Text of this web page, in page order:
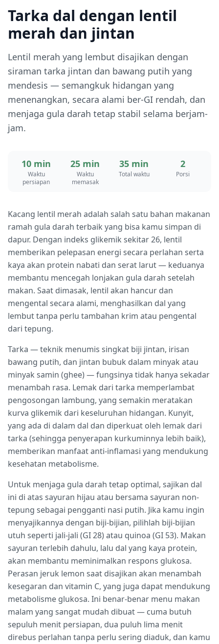
Tarka dal dengan lentil
merah dan jintan
Lentil merah yang lembut disajikan dengan
siraman tarka jintan dan bawang putih yang
mendesis — semangkuk hidangan yang
menenangkan, secara alami ber-GI rendah, dan
menjaga gula darah tetap stabil selama berjam-
jam.
10 min
Waktu
persiapan
25 min
Waktu
memasak
35 min
Total waktu
2
Porsi
Kacang lentil merah adalah salah satu bahan makanan
ramah gula darah terbaik yang bisa kamu simpan di
dapur. Dengan indeks glikemik sekitar 26, lentil
memberikan pelepasan energi secara perlahan serta
kaya akan protein nabati dan serat larut — keduanya
membantu mencegah lonjakan gula darah setelah
makan. Saat dimasak, lentil akan hancur dan
mengental secara alami, menghasilkan dal yang
lembut tanpa perlu tambahan krim atau pengental
dari tepung.
Tarka — teknik menumis singkat biji jintan, irisan
bawang putih, dan jintan bubuk dalam minyak atau
minyak samin (ghee) — fungsinya tidak hanya sekadar
menambah rasa. Lemak dari tarka memperlambat
pengosongan lambung, yang semakin meratakan
kurva glikemik dari keseluruhan hidangan. Kunyit,
yang ada di dalam dal dan diperkuat oleh lemak dari
tarka (sehingga penyerapan kurkuminnya lebih baik),
memberikan manfaat anti-inflamasi yang mendukung
kesehatan metabolisme.
Untuk menjaga gula darah tetap optimal, sajikan dal
ini di atas sayuran hijau atau bersama sayuran non-
tepung sebagai pengganti nasi putih. Jika kamu ingin
menyajikannya dengan biji-bijian, pilihlah biji-bijian
utuh seperti jali-jali (GI 28) atau quinoa (GI 53). Makan
sayuran terlebih dahulu, lalu dal yang kaya protein,
akan membantu meminimalkan respons glukosa.
Perasan jeruk lemon saat disajikan akan menambah
kesegaran dan vitamin C, yang juga dapat mendukung
metabolisme glukosa. Ini benar-benar menu makan
malam yang sangat mudah dibuat — cuma butuh
sepuluh menit persiapan, dua puluh lima menit
direbus perlahan tanpa perlu sering diaduk, dan kamu